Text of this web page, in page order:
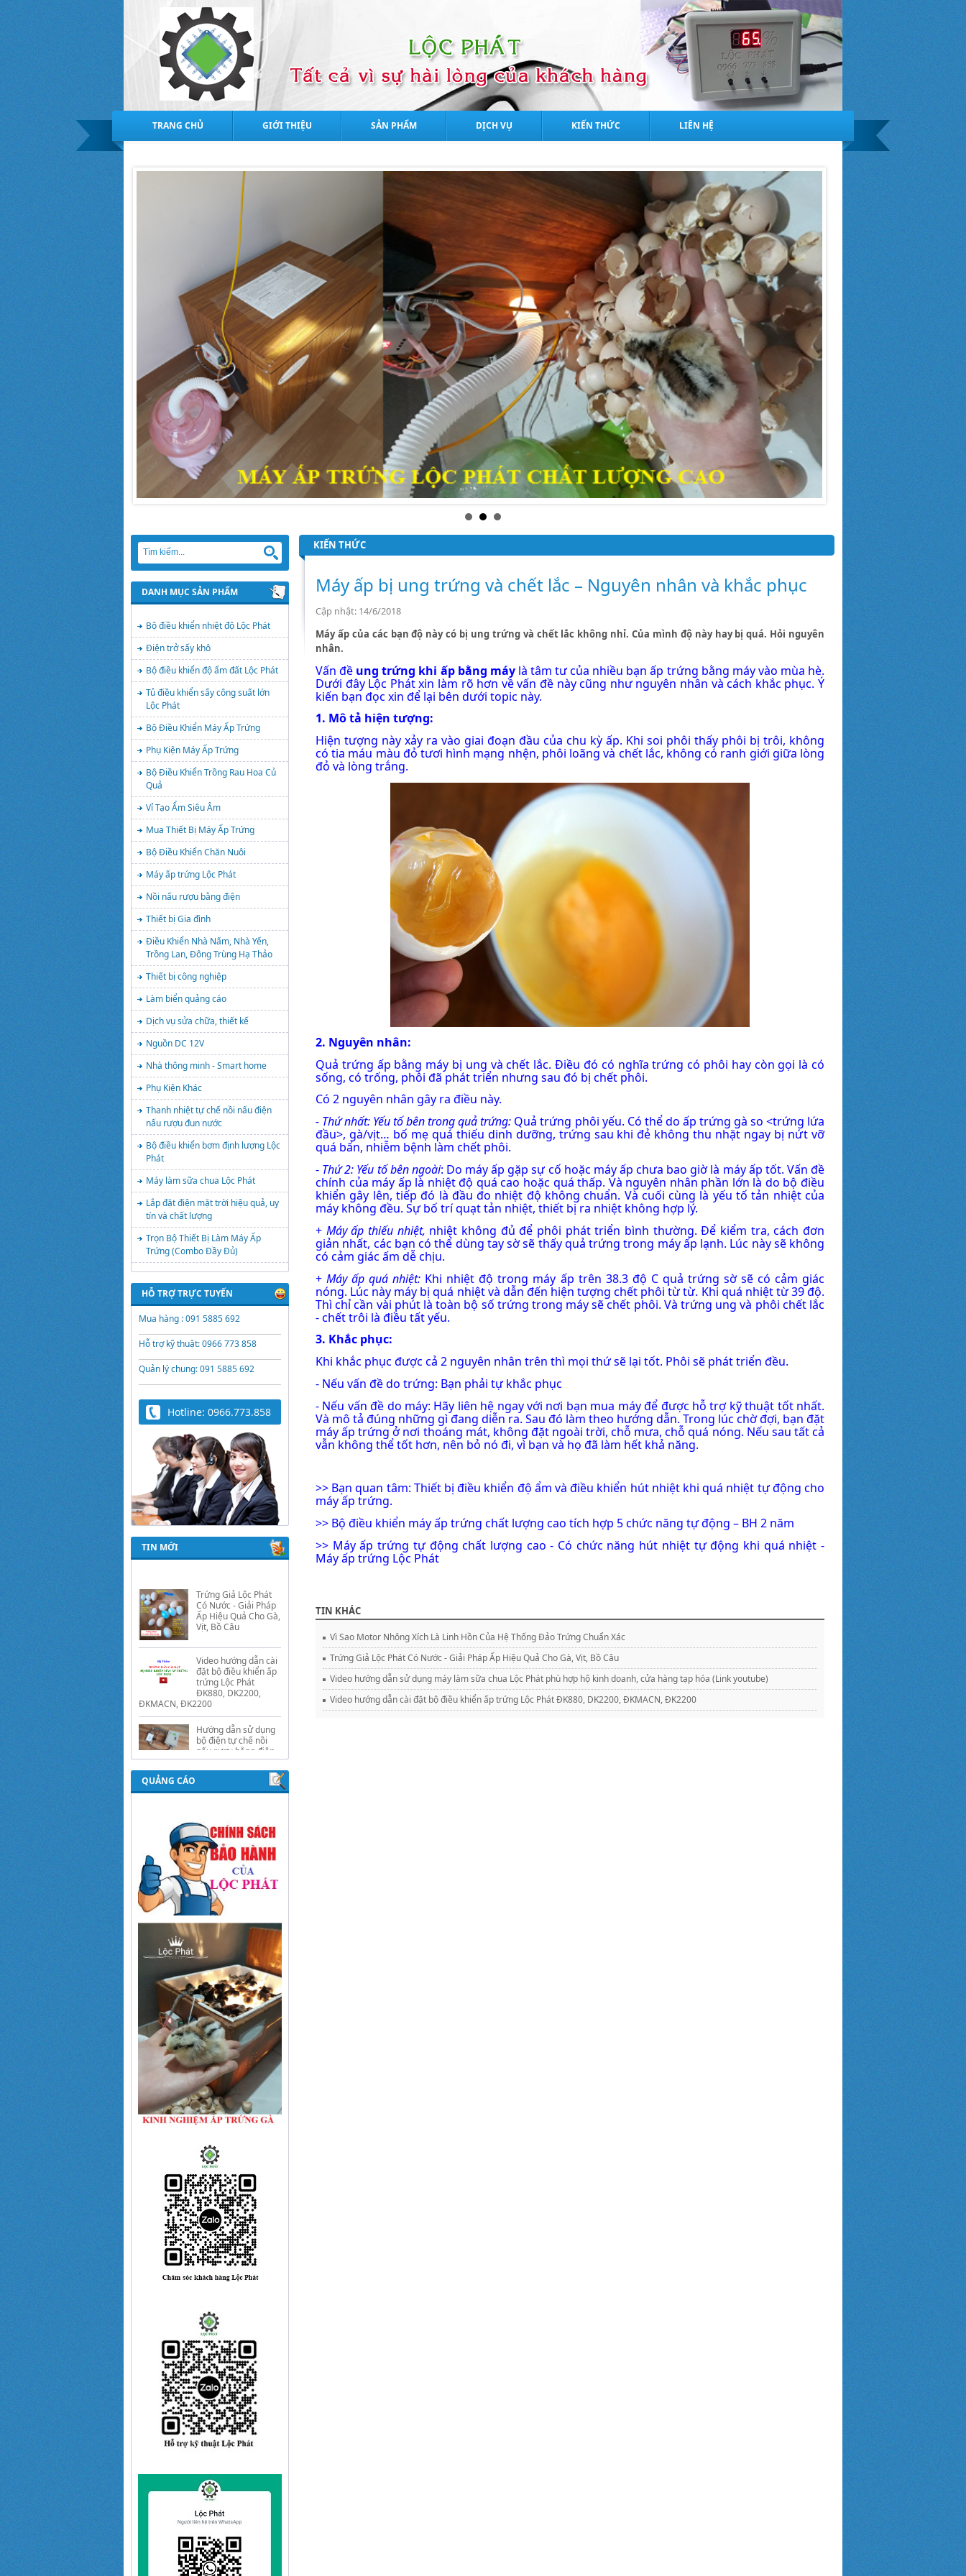
TRANG CHỦ GIỚI THIỆU SẢN PHẨM DỊCH VỤ KIẾN THỨC LIÊN HỆ
KIẾN THỨC
Máy ấp bị ung trứng và chết lắc – Nguyên nhân và khắc phục
Cập nhật: 14/6/2018
Máy ấp của các bạn độ này có bị ung trứng và chết lắc không nhỉ. Của mình độ này hay bị quá. Hỏi nguyên
nhân.
Vấn đề ung trứng khi ấp bằng máylà tâm tư của nhiều bạn ấp trứng bằng máy vào mùa hè.
Dưới đây Lộc Phát xin làm rõ hơn về vấn đề này cũng như nguyên nhân và cách khắc phục. Ý
kiến bạn đọc xin để lại bên dưới topic này.
1. Mô tả hiện tượng:
Hiện tượng này xảy ra vào giai đoạn đầu của chu kỳ ấp. Khi soi phôi thấy phôi bị trôi, không
có tia máu màu đỏ tươi hình mạng nhện, phôi loãng và chết lắc, không có ranh giới giữa lòng
đỏ và lòng trắng.
2. Nguyên nhân:
Quả trứng ấp bằng máy bị ung và chết lắc. Điều đó có nghĩa trứng có phôi hay còn gọi là có
sống, có trống, phôi đã phát triển nhưng sau đó bị chết phôi.
Có 2 nguyên nhân gây ra điều này.
- Thứ nhất: Yếu tố bên trong quả trứng: Quả trứng phôi yếu. Có thể do ấp trứng gà so <trứng lứa
đầu>, gà/vịt… bố mẹ quá thiếu dinh dưỡng, trứng sau khi đẻ không thu nhặt ngay bị nứt vỡ
quá bẩn, nhiễm bệnh làm chết phôi.
- Thứ 2: Yếu tố bên ngoài: Do máy ấp gặp sự cố hoặc máy ấp chưa bao giờ là máy ấp tốt. Vấn đề
chính của máy ấp là nhiệt độ quá cao hoặc quá thấp. Và nguyên nhân phần lớn là do bộ điều
khiển gây lên, tiếp đó là đầu đo nhiệt độ không chuẩn. Và cuối cùng là yếu tố tản nhiệt của
máy không đều. Sự bố trí quạt tản nhiệt, thiết bị ra nhiệt không hợp lý.
+ Máy ấp thiếu nhiệt, nhiệt không đủ để phôi phát triển bình thường. Để kiểm tra, cách đơn
giản nhất, các bạn có thể dùng tay sờ sẽ thấy quả trứng trong máy ấp lạnh. Lúc này sẽ không
có cảm giác ấm dễ chịu.
+Máy ấp quá nhiệt: Khi nhiệt độ trong máy ấp trên 38.3 độ C quả trứng sờ sẽ có cảm giác
nóng. Lúc này máy bị quá nhiệt và dẫn đến hiện tượng chết phôi từ từ. Khi quá nhiệt từ 39 độ.
Thì chỉ cần vài phút là toàn bộ số trứng trong máy sẽ chết phôi. Và trứng ung và phôi chết lắc
- chết trôi là điều tất yếu.
3. Khắc phục:
Khi khắc phục được cả 2 nguyên nhân trên thì mọi thứ sẽ lại tốt. Phôi sẽ phát triển đều.
- Nếu vấn đề do trứng: Bạn phải tự khắc phục
- Nếu vấn đề do máy: Hãy liên hệ ngay với nơi bạn mua máy để được hỗ trợ kỹ thuật tốt nhất.
Và mô tả đúng những gì đang diễn ra. Sau đó làm theo hướng dẫn. Trong lúc chờ đợi, bạn đặt
máy ấp trứng ở nơi thoáng mát, không đặt ngoài trời, chỗ mưa, chỗ quá nóng. Nếu sau tất cả
vẫn không thể tốt hơn, nên bỏ nó đi, vì bạn và họ đã làm hết khả năng.
>> Bạn quan tâm: Thiết bị điều khiển độ ẩm và điều khiển hút nhiệt khi quá nhiệt tự động cho
máy ấp trứng.
>> Bộ điều khiển máy ấp trứng chất lượng cao tích hợp 5 chức năng tự động – BH 2 năm
>> Máy ấp trứng tự động chất lượng cao - Có chức năng hút nhiệt tự động khi quá nhiệt -
Máy ấp trứng Lộc Phát
TIN KHÁC
Vì Sao Motor Nhông Xích Là Linh Hồn Của Hệ Thống Đảo Trứng Chuẩn Xác
Trứng Giả Lộc Phát Có Nước - Giải Pháp Ấp Hiệu Quả Cho Gà, Vịt, Bồ Câu
Video hướng dẫn sử dụng máy làm sữa chua Lộc Phát phù hợp hộ kinh doanh, cửa hàng tạp hóa (Link youtube)
Video hướng dẫn cài đặt bộ điều khiển ấp trứng Lộc Phát ĐK880, DK2200, ĐKMACN, ĐK2200
DANH MỤC SẢN PHẨM
Bộ điều khiển nhiệt độ Lộc Phát
Điện trở sấy khô
Bộ điều khiển độ ẩm đất Lộc Phát
Tủ điều khiển sấy công suất lớn
Lộc Phát
Bộ Điều Khiển Máy Ấp Trứng
Phụ Kiện Máy Ấp Trứng
Bộ Điều Khiển Trồng Rau Hoa Củ
Quả
Vỉ Tạo Ẩm Siêu Âm
Mua Thiết Bị Máy Ấp Trứng
Bộ Điều Khiển Chăn Nuôi
Máy ấp trứng Lộc Phát
Nồi nấu rượu bằng điện
Thiết bị Gia đình
Điều Khiển Nhà Nấm, Nhà Yến,
Trồng Lan, Đông Trùng Hạ Thảo
Thiết bị công nghiệp
Làm biển quảng cáo
Dịch vụ sửa chữa, thiết kế
Nguồn DC 12V
Nhà thông minh - Smart home
Phụ Kiện Khác
Thanh nhiệt tự chế nồi nấu điện
nấu rượu đun nước
Bộ điều khiển bơm định lượng Lộc
Phát
Máy làm sữa chua Lộc Phát
Lắp đặt điện mặt trời hiệu quả, uy
tín và chất lượng
Trọn Bộ Thiết Bị Làm Máy Ấp
Trứng (Combo Đầy Đủ)
HỖ TRỢ TRỰC TUYẾN
Mua hàng : 091 5885 692
Hỗ trợ kỹ thuật: 0966 773 858
Quản lý chung: 091 5885 692
Hotline: 0966.773.858
TIN MỚI
Ấp Hiệu Quả Cho Gà,
Vịt, Bồ Câu
Video hướng dẫn cài
trứng Lộc Phát
ĐK880, DK2200,
ĐKMACN, ĐK2200
Hướng dẫn sử dụng
nấu rượu bằng điện
tự động Lộc Phát
Hướng dẫn sử dụng
bộ điều khiển ủ sữa
Lộc Phát
bộ điều khiển độ ẩm
gold, nhiệt độ và ánh
sáng tự động Lộc
Phát
QUẢNG CÁO